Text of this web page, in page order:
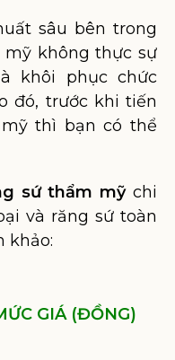
sâu bên trong
không thực sự
khôi phục chức
đó, trước khi tiến
thì bạn có thể
sứ thẩm mỹchi
và răng sứ toàn
khảo:
GIÁ (ĐỒNG)